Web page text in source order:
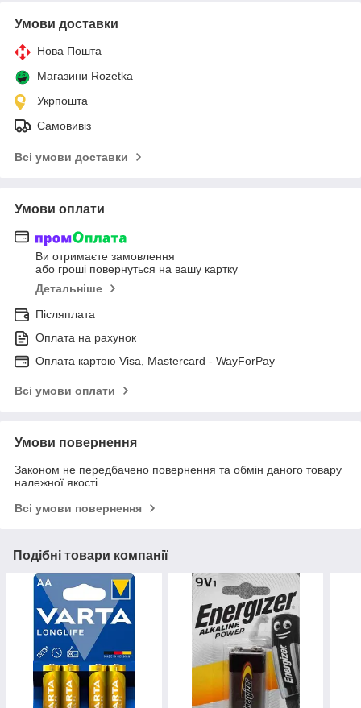
Умови доставки
Нова Пошта
Магазини Rozetka
Укрпошта
Самовивіз
Всі умови доставки
Умови оплати
Ви отримаєте замовлення
або гроші повернуться на вашу картку
Детальніше
Післяплата
Оплата на рахунок
Оплата картою Visa, Mastercard - WayForPay
Всі умови оплати
Умови повернення
Законом не передбачено повернення та обмін даного товару
належної якості
Всі умови повернення
Подібні товари компанії